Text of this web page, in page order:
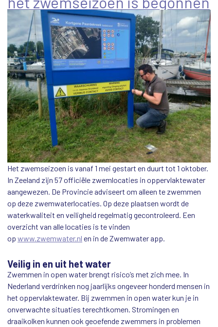
Het zwemseizoen is vanaf 1 mei gestart en duurt tot 1 oktober.
In Zeeland zijn 57 officiële zwemlocaties in oppervlaktewater
aangewezen. De Provincie adviseert om alleen te zwemmen
op deze zwemwaterlocaties. Op deze plaatsen wordt de
waterkwaliteit en veiligheid regelmatig gecontroleerd. Een
overzicht van alle locaties is te vinden
op www.zwemwater.nl en in de Zwemwater app.
Veilig in en uit het water
Zwemmen in open water brengt risico’s met zich mee. In
Nederland verdrinken nog jaarlijks ongeveer honderd mensen in
het oppervlaktewater. Bij zwemmen in open water kun je in
onverwachte situaties terechtkomen. Stromingen en
draaikolken kunnen ook geoefende zwemmers in problemen